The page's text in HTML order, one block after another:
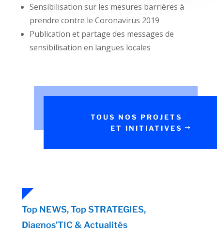
Sensibilisation sur les mesures barrières à
prendre contre le Coronavirus 2019
Publication et partage des messages de
sensibilisation en langues locales
TOUS NOS PROJETS
ET INITIATIVES
Top NEWS, Top STRATEGIES,
Diagnos’TIC& Actualités